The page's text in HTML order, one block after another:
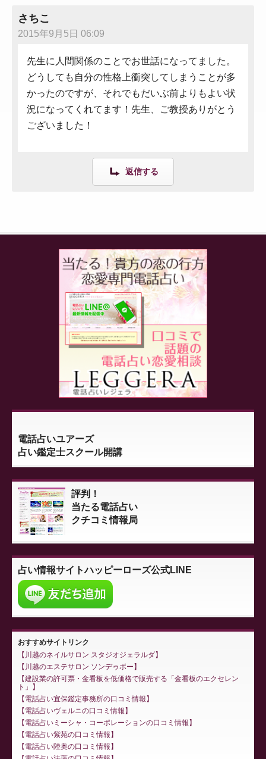
さちこ
2015年9月5日 06:09
先生に人間関係のことでお世話になってました。
どうしても自分の性格上衝突してしまうことが多
かったのですが、それでもだいぶ前よりもよい状
況になってくれてます！先生、ご教授ありがとう
ございました！
返信する
電話占いユアーズ
占い鑑定士スクール開講
評判！
当たる電話占い
クチコミ情報局
占い情報サイトハッピーローズ公式LINE
おすすめサイトリンク
川越のネイルサロン スタジオジェラルダ
川越のエステサロン ソンデゥボー
建設業の許可票・金看板を低価格で販売する「金看板のエクセレン
ト」
電話占い宜保鑑定事務所の口コミ情報
電話占いヴェルニの口コミ情報
電話占いミーシャ・コーポレーションの口コミ情報
電話占い紫苑の口コミ情報
電話占い陸奥の口コミ情報